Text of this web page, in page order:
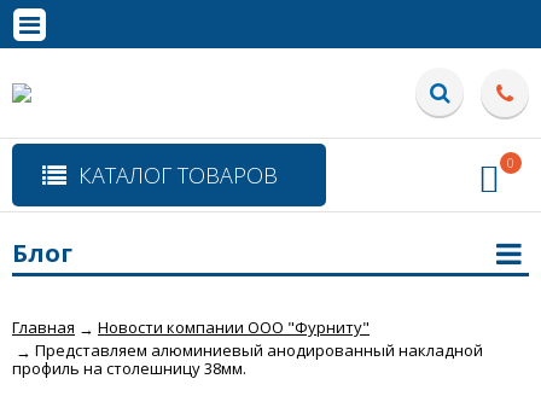
КАТАЛОГ ТОВАРОВ 0
Главная → Новости компании ООО "Фурниту"
→ Представляем алюминиевый анодированный накладной
профиль на столешницу 38мм.
Блог